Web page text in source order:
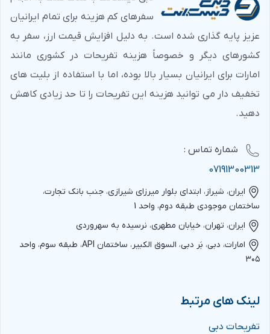
سفرهای کم هزینه برای تمام ایرانیان
عزیز پایه گذاری شده است. به دلیل افزایش قیمت ارز، سفر به
کشورهای دیگر و خصوصاً هزینه تفریحات در کشوری مانند
امارات برای ایرانیان بسیار بالا بوده، اما با استفاده از بلیت های
تخفیف دار می توانید هزینه این تفریحات را تا حد زیادی کاهش
دهید.
شماره‌ تماس :
07191300313
ایران، شیراز، ابتدای بلوار میرزای شیرازی، جنب بانک تجارت،
ساختمان موجودی طبقه دوم، واحد 1
ایران، تهران، خیابان مطهری، نرسیده به سهروردی
امارات، دبی، بَر دبی، السوق الکبیر، ساختمان API، طبقه سوم، واحد
۳۰۵
لینک های مرتبط
تفریحات دبی